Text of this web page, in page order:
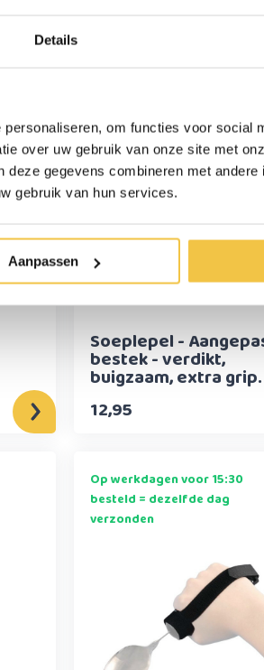
Details
om functies voor social
over uw gebruik van onze site met
gegevens combineren met
gebruik van hun services.
Aanpassen
19,95
verzonden
Soeplepel -
bestek - verdikt,
buigzaam, extra grip.
12,95
Op werkdagen voor 15:30
besteld = dezelfde dag
verzonden